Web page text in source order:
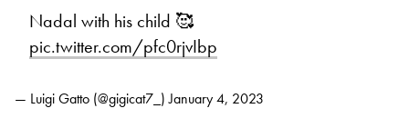
Nadal with his child 🥰
pic.twitter.com/pfc0rjvIbp
— Luigi Gatto (@gigicat7_)January 4, 2023